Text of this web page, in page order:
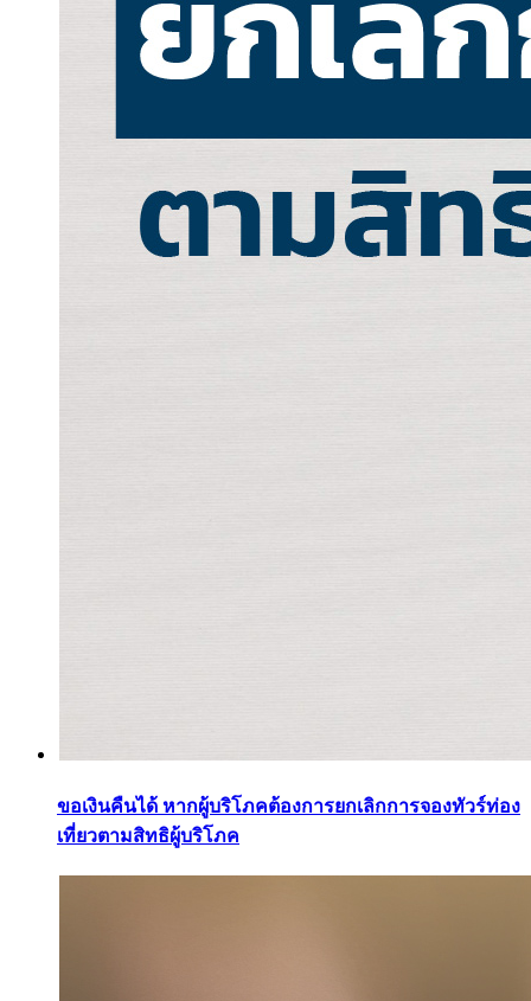
ขอเงินคืนได้ หากผู้บริโภคต้องการยกเลิกการจองทัวร์ท่อง
เที่ยวตามสิทธิผู้บริโภค